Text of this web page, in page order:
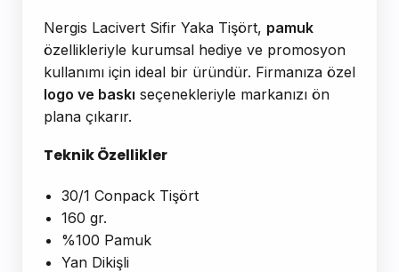
Nergis Lacivert Sifir Yaka Tişört, pamuk
özellikleriyle kurumsal hediye ve promosyon
kullanımı için ideal bir üründür. Firmanıza özel
logo ve baskı seçenekleriyle markanızı ön
plana çıkarır.
Teknik Özellikler
30/1 Conpack Tişört
160 gr.
%100 Pamuk
Yan Dikişli